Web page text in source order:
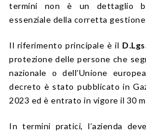
termini non è un dettaglio
essenziale della corretta
Il riferimento principale è il
protezione delle persone che
nazionale o dell’Unione
decreto è stato pubblicato in
2023 ed è entrato in vigore il 30
In termini pratici, l’azienda